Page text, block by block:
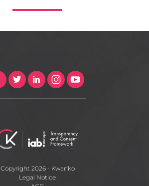
Copyright 2026 - Kwanko
Legal Notice